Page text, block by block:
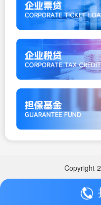
Copyright
Copyright